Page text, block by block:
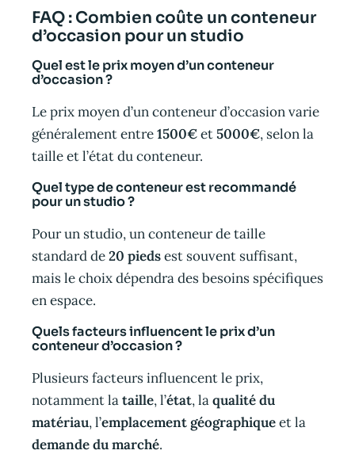
FAQ : Combien coûte un conteneur
d’occasion pour un studio
Quel est le prix moyen d’un conteneur
d’occasion ?
Le prix moyen d’un conteneur d’occasion varie
généralement entre1500€et5000€, selon la
taille et l’état du conteneur.
Quel type de conteneur est recommandé
pour un studio ?
Pour un studio, un conteneur de taille
standard de20 piedsest souvent suffisant,
mais le choix dépendra des besoins spécifiques
en espace.
Quels facteurs influencent le prix d’un
conteneur d’occasion ?
Plusieurs facteurs influencent le prix,
notamment lataille, l’état, laqualité du
matériau, l’emplacement géographiqueet la
demande du marché.